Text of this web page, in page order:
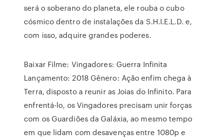
será o soberano do planeta, ele rouba o cubo
cósmico dentro de instalações da S.H.I.E.L.D. e,
com isso, adquire grandes poderes.
Baixar Filme: Vingadores: Guerra Infinita
Lançamento: 2018 Gênero: Ação enfim chega à
Terra, disposto a reunir as Joias do Infinito. Para
enfrentá-lo, os Vingadores precisam unir forças
com os Guardiões da Galáxia, ao mesmo tempo
em que lidam com desavenças entre 1080p e